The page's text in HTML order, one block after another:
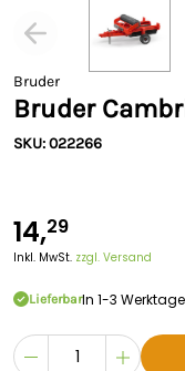
Bruder
Bruder
SKU: 022266
14,29
Inkl. MwSt. zzgl. Versand
LieferbarIn 1-3